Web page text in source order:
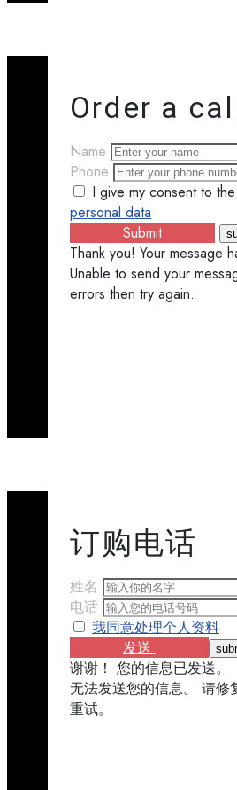
Order a
Name
Phone
I give my consent to the
personal data
Submit
Thank you! Your message
Unable to send your
errors then try again.
订购​​电话
姓名
电话
我同意处理个人资料
发送
谢谢！ 您的信息已发送。
无法发送您的信息。 请修
重试。